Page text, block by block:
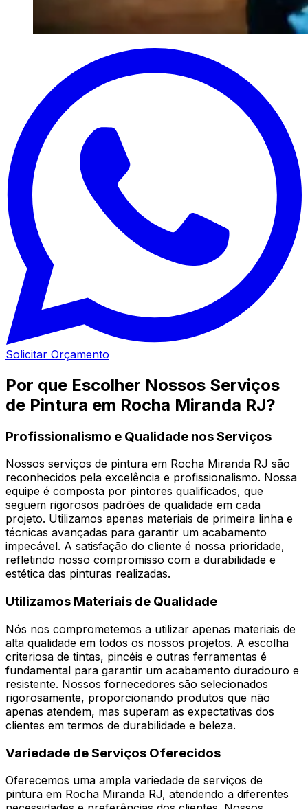
Solicitar Orçamento
Por que Escolher Nossos Serviços
de Pintura em Rocha Miranda RJ?
Profissionalismo e Qualidade nos Serviços
Nossos serviços de pintura em Rocha Miranda RJ são
reconhecidos pela excelência e profissionalismo. Nossa
equipe é composta por pintores qualificados, que
seguem rigorosos padrões de qualidade em cada
projeto. Utilizamos apenas materiais de primeira linha e
técnicas avançadas para garantir um acabamento
impecável. A satisfação do cliente é nossa prioridade,
refletindo nosso compromisso com a durabilidade e
estética das pinturas realizadas.
Utilizamos Materiais de Qualidade
Nós nos comprometemos a utilizar apenas materiais de
alta qualidade em todos os nossos projetos. A escolha
criteriosa de tintas, pincéis e outras ferramentas é
fundamental para garantir um acabamento duradouro e
resistente. Nossos fornecedores são selecionados
rigorosamente, proporcionando produtos que não
apenas atendem, mas superam as expectativas dos
clientes em termos de durabilidade e beleza.
Variedade de Serviços Oferecidos
Oferecemos uma ampla variedade de serviços de
pintura em Rocha Miranda RJ, atendendo a diferentes